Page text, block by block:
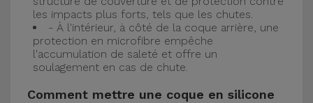
les impacts plus forts, tels que les chutes.
- À l'intérieur, à côté de la coque arrière, une
protection en microfibre empêche
l'accumulation de saleté et offre un
soulagement en cas de chute.
Comment mettre une coque en silicone